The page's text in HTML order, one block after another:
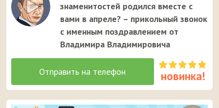
знаменитостей родился вместе с
вами в апреле? – прикольный звонок
с именным поздравлением от
Владимира Владимировича